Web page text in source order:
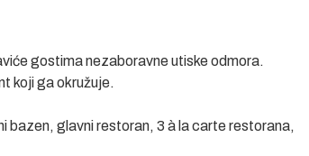
gostima nezaboravne utiske odmora.
ambijent koji ga okružuje.
bazen, glavni restoran, 3 à la carte restorana,